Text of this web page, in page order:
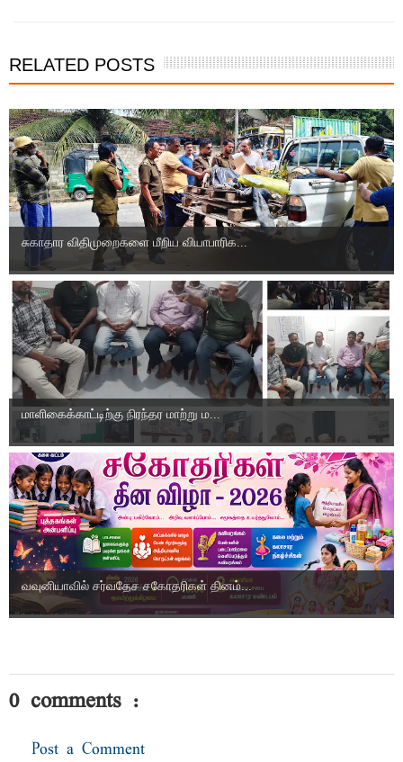
RELATED POSTS
சுகாதார விதிமுறைகளை மீறிய வியாபாரிக...
மாளிகைக்காட்டிற்கு நிரந்தர மாற்று ம...
வவுனியாவில் சர்வதேச சகோதரிகள் தினம்...
0 comments :
Post a Comment